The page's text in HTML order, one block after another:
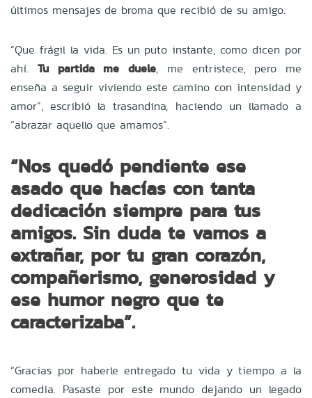
últimos mensajes de broma que recibió de su amigo.
“Que frágil la vida. Es un puto instante, como dicen por
ahí.
Tu partida me duele, me entristece, pero me
enseña a seguir viviendo este camino con intensidad y
amor”, escribió la trasandina, haciendo un llamado a
“abrazar aquello que amamos”.
“Nos quedó pendiente ese
asado que hacías con tanta
dedicación siempre para tus
amigos. Sin duda te vamos a
extrañar, por tu gran corazón,
compañerismo, generosidad y
ese humor negro que te
caracterizaba”.
“Gracias por haberle entregado tu vida y tiempo a la
comedia. Pasaste por este mundo dejando un legado